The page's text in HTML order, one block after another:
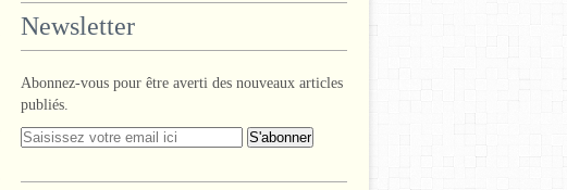
Newsletter
Abonnez-vous pour être averti des nouveaux articles
publiés.